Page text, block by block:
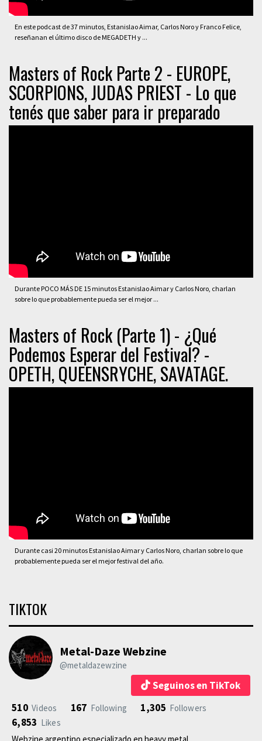
En este podcast de 37 minutos, Estanislao Aimar, Carlos Noro y Franco Felice,
reseñanan el último disco de MEGADETH y ...
Masters of Rock Parte 2 - EUROPE,
SCORPIONS, JUDAS PRIEST - Lo que
tenés que saber para ir preparado
Durante POCO MÁS DE 15 minutos Estanislao Aimar y Carlos Noro, charlan
sobre lo que probablemente pueda ser el mejor ...
Masters of Rock (Parte 1) - ¿Qué
Podemos Esperar del Festival? -
OPETH, QUEENSRYCHE, SAVATAGE.
Durante casi 20 minutos Estanislao Aimar y Carlos Noro, charlan sobre lo que
probablemente pueda ser el mejor festival del año.
TIKTOK
Metal-Daze Webzine
@metaldazewzine
Seguinos en TikTok
510 Videos 167 Following 1,305 Followers
6,853 Likes